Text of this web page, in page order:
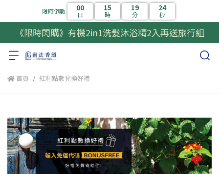
限時倒數 00
日
15
時
19
分
23
秒
《限時閃購》有機2in1洗髮沐浴精2入再送旅行組
首頁 紅利點數兌換好禮